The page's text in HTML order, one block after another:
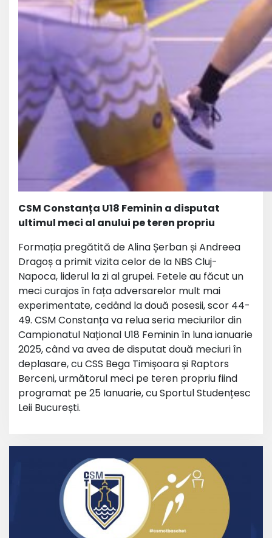
CSM Constanța U18 Feminin a disputat
ultimul meci al anului pe teren propriu
Formația pregătită de Alina Șerban și Andreea
Dragoș a primit vizita celor de la NBS Cluj-
Napoca, liderul la zi al grupei. Fetele au făcut un
meci curajos în fața adversarelor mult mai
experimentate, cedând la două posesii, scor 44-
49. CSM Constanța va relua seria meciurilor din
Campionatul Național U18 Feminin în luna ianuarie
2025, când va avea de disputat două meciuri în
deplasare, cu CSS Bega Timișoara și Raptors
Berceni, următorul meci pe teren propriu fiind
programat pe 25 Ianuarie, cu Sportul Studențesc
Leii București.